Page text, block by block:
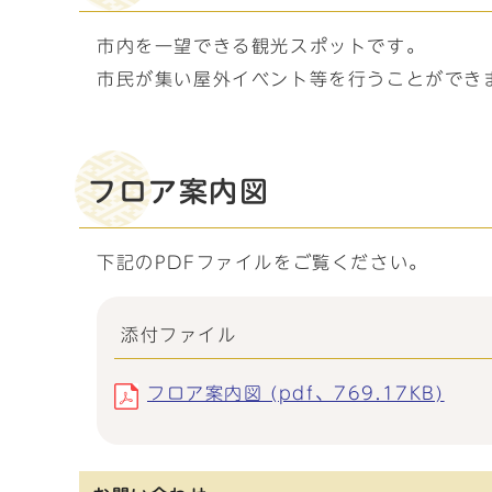
市内を一望できる観光スポットです。
市民が集い屋外イベント等を行うことができ
フロア案内図
下記のPDFファイルをご覧ください。
添付ファイル
フロア案内図 (pdf、769.17KB)